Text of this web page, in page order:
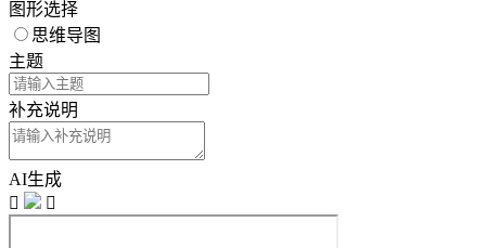
图形选择
思维导图
主题
补充说明
AI生成

